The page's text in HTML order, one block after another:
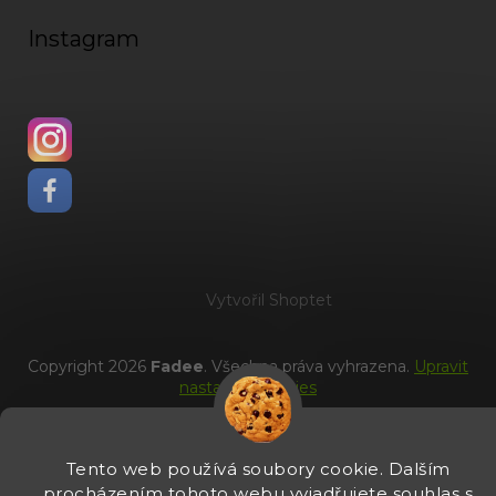
Tento web používá soubory cookie. Dalším
Instagram
Vytvořil Shoptet
Copyright 2026 Fadee. Všechna práva vyhrazena. Upravit
nastavení cookies